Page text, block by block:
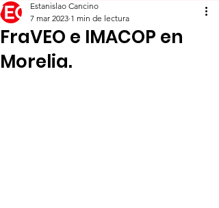
FraVEO e IMACOP en
Morelia.
Estanislao Cancino
7 mar 2023 1 min de lectura